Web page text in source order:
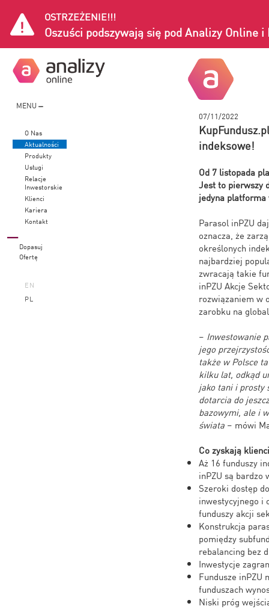
OSTRZEŻENIE!!!
Oszuści podszywają się pod Analizy Online i
MENU
O Nas
Aktualności
Produkty
Usługi
Relacje
Inwestorskie
Klienci
Kariera
Kontakt
Dopasuj
Ofertę
EN
PL
07/11/2022
indeksowe!
Od 7 listopada
Jest to pierwszy
jedyna
Parasol inPZU
oznacza, że
określonych
najbardziej
zwracają takie
inPZU Akcje
rozwiązaniem w
zarobku na
– Inwestowanie
jego
także w Polsce
kilku lat, odkąd
jako tani i prosty
dotarcia do
bazowymi, ale i
świata – mówi
Co zyskają
Aż 16 funduszy
inPZU są bardzo
Szeroki dostęp
inwestycyjnego i
funduszy akcji
Konstrukcja
pomiędzy
rebalancing bez
Inwestycje
Fundusze inPZU
funduszach
Niski próg